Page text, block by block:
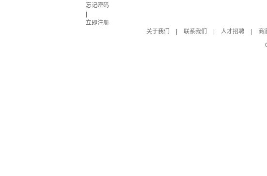
忘记密码
立即注册
关于我们
联系我们 人才招聘 商